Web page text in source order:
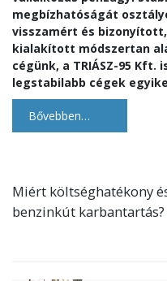
megbízhatóságát
visszamért és
kialakított módszertan
cégünk, a TRIÁSZ-95 Kft.
legstabilabb cégek
Bővebben…
Miért költséghatékony
benzinkút karbantartás?